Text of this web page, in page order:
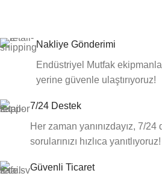
Nakliye Gönderimi
Endüstriyel Mutfak
yerine güvenle ulaştırıyoruz!
7/24 Destek
Her zaman yanınızdayız, 7/
sorularınızı hızlıca yanıtlıyoruz!
Güvenli Ticaret